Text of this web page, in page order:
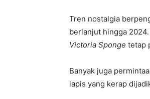
Tren nostalgia
berlanjut hingga
Victoria Sponge tetap
Banyak juga
lapis yang kerap